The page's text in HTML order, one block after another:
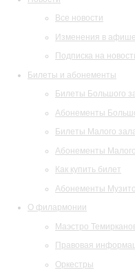
Все новости
Изменения в афише
Подписка на
Билеты и абонементы
Билеты Большого
Абонементы
Билеты Малого
Абонементы
Как купить билет
Абонементы
О филармонии
Маэстро
Правовая
Оркестры